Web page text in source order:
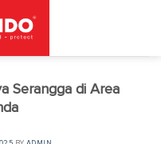
Serangga di Area